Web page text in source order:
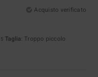
Acquisto verificato
Taglia: Troppo piccolo